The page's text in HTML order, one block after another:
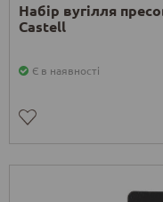
Набір вугілля
Castell
Є в наявності